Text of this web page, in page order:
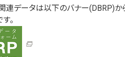
データは以下のバナー(DBRP)か
。